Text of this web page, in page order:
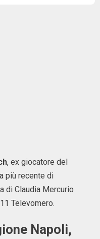
, ex giocatore del
più recente di
di Claudia Mercurio
Televomero.
Napoli,